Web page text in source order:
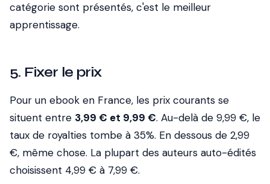
catégorie sont présentés, c'est le meilleur
apprentissage.
5. Fixer le prix
Pour un ebook en France, les prix courants se
situent entre 3,99 € et 9,99 €. Au-delà de 9,99 €, le
taux de royalties tombe à 35%. En dessous de 2,99
€, même chose. La plupart des auteurs auto-édités
choisissent 4,99 € à 7,99 €.